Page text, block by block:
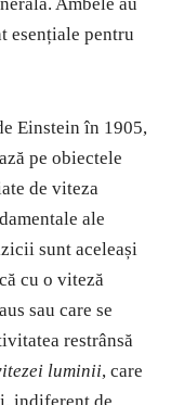
esențiale pentru
Einstein în 1905,
pe obiectele
de viteza
ale
sunt aceleași
cu o viteză
sau care se
restrânsă
luminii, care